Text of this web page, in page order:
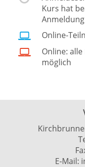
Kurs hat
Online-
Online:
möglich
E-Mail: